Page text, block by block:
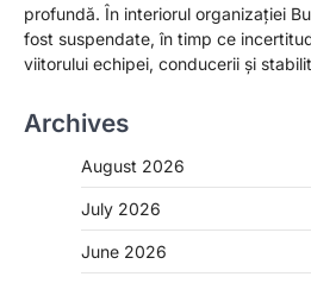
profundă. În interiorul organizației
fost suspendate, în timp ce
viitorului echipei, conducerii și
Archives
August 2026
July 2026
June 2026